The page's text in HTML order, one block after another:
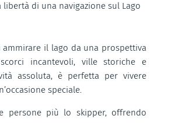
libertà di una navigazione sul Lago
ammirare il lago da una prospettiva
incantevoli, ville storiche e
assoluta, è perfetta per vivere
speciale.
persone più lo skipper, offrendo